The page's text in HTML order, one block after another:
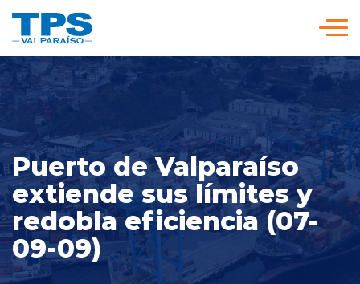
Somos TPS
Nuestra Visión Estratégica
Servicios y Tarifas
Políticas y Procedimientos
Puerto de Valparaíso
extiende sus límites y
redobla eficiencia (07-
09-09)